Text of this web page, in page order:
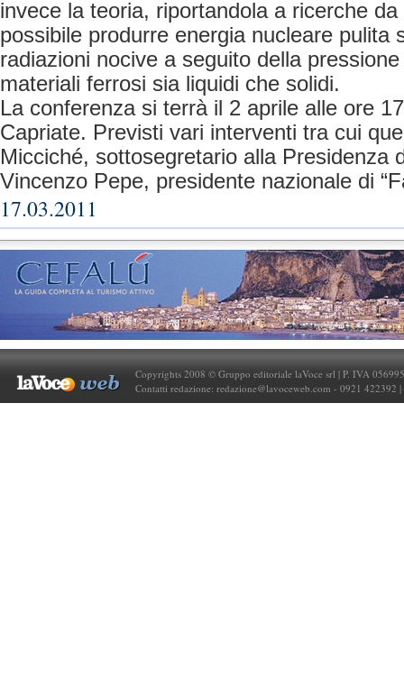
invece la teoria, riportandola a ricerche
possibile produrre energia nucleare pulita
radiazioni nocive a seguito della
materiali ferrosi sia liquidi che solidi.
La conferenza si terrà il 2 aprile alle ore
Capriate. Previsti vari interventi tra cui
Micciché, sottosegretario alla Presidenza
Vincenzo Pepe, presidente nazionale di
17.03.2011
Copyrights 2008 © Gruppo editoriale laVoce srl | P. IVA
Contatti redazione: redazione@lavoceweb.com - 0921 422392 |